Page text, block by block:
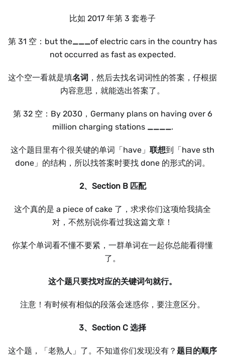
比如 2017 年第 3 套卷子
第 31 空：but the___of electric cars in the country has
not occurred as fast as expected.
这个空一看就是填名词 ，然后去找名词词性的答案，仔根据
内容意思，就能选出答案了。
第 32 空：By 2030，Germany plans on having over 6
million charging stations ____.
这个题目里有个很关键的单词「have」 联想到「have sth
done」的结构，所以找答案时要找 done 的形式的词。
2、Section B 匹配
这个真的是 a piece of cake 了，求求你们这项给我搞全
对，不然别说你看过我这篇文章！
你某个单词看不懂不要紧，一群单词在一起你总能看得懂
了。
这个题只要找对应的关键词句就行。
注意！有时候有相似的段落会迷惑你，要注意区分。
3、Section C 选择
这个题，「老熟人」了。不知道你们发现没有？ 题目的顺序